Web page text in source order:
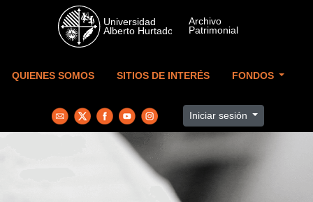
Skip to main content
QUIENES SOMOS SITIOS DE INTERÉS FONDOS
Iniciar sesión